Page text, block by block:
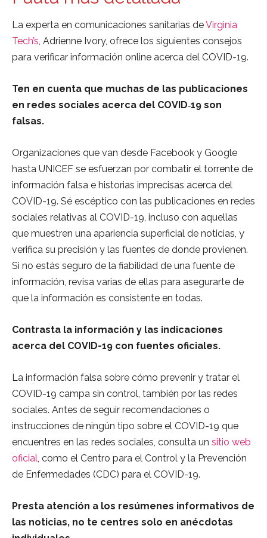
La experta en comunicaciones sanitarias deVirginia
Tech’s, Adrienne Ivory, ofrece los siguientes consejos
para verificar información online acerca del COVID-19.
Ten en cuenta que muchas de las publicaciones
en redes sociales acerca del COVID‑19 son
falsas.
Organizaciones que van desde Facebook y Google
hasta UNICEF se esfuerzan por combatir el torrente de
información falsa e historias imprecisas acerca del
COVID-19. Sé escéptico con las publicaciones en redes
sociales relativas al COVID-19, incluso con aquellas
que muestren una apariencia superficial de noticias, y
verifica su precisión y las fuentes de donde provienen.
Si no estás seguro de la fiabilidad de una fuente de
información, revisa varias de ellas para asegurarte de
que la información es consistente en todas.
Contrasta la información y las indicaciones
acerca del COVID-19 con fuentes oficiales.
La información falsa sobre cómo prevenir y tratar el
COVID-19 campa sin control, también por las redes
sociales. Antes de seguir recomendaciones o
instrucciones de ningún tipo sobre el COVID-19 que
encuentres en las redes sociales, consulta un sitio web
oficial, como el Centro para el Control y la Prevención
de Enfermedades (CDC) para el COVID-19.
Presta atención a los resúmenes informativos de
las noticias, no te centres solo en anécdotas